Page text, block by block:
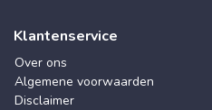
Klantenservice
Over ons
Algemene voorwaarden
Disclaimer